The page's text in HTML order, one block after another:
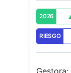
2026
RIESGO
Gestora: